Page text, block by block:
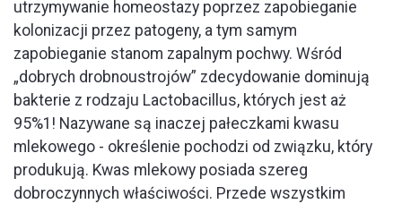
utrzymywanie homeostazy poprzez zapobieganie
kolonizacji przez patogeny, a tym samym
zapobieganie stanom zapalnym pochwy. Wśród
„dobrych drobnoustrojów” zdecydowanie dominują
bakterie z rodzaju Lactobacillus, których jest aż
95%1! Nazywane są inaczej pałeczkami kwasu
mlekowego - określenie pochodzi od związku, który
produkują. Kwas mlekowy posiada szereg
dobroczynnych właściwości. Przede wszystkim